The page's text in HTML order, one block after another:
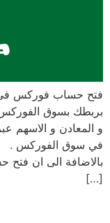
فتح حساب فوركس في
بربطك بسوق الفوركس
و المعادن و الاسهم
في سوق الفوركس .
بالاضافة الى ان
[…]